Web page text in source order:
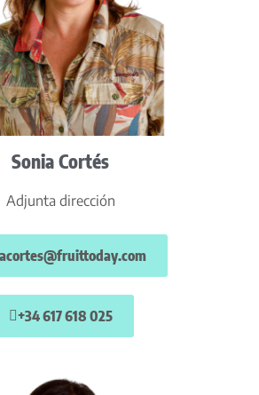
Sonia Cortés
Adjunta dirección
+34 617 618 025